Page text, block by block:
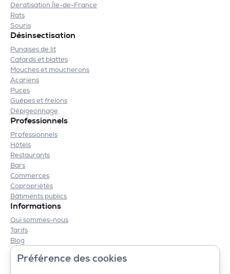
Préférence des cookies
Dératisation Île-de-France
Rats
Souris
Désinsectisation
Punaises de lit
Cafards et blattes
Mouches et moucherons
Acariens
Puces
Guêpes et frelons
Dépigeonnage
Professionnels
Professionnels
Hôtels
Restaurants
Bars
Commerces
Copropriétés
Bâtiments publics
Informations
Qui sommes-nous
Tarifs
Blog
Contact
Mentions légales